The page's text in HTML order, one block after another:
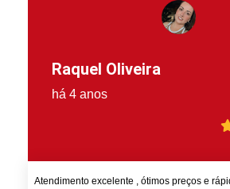
Raquel Oliveira
há 4 anos
Atendimento excelente , ótimos preços e